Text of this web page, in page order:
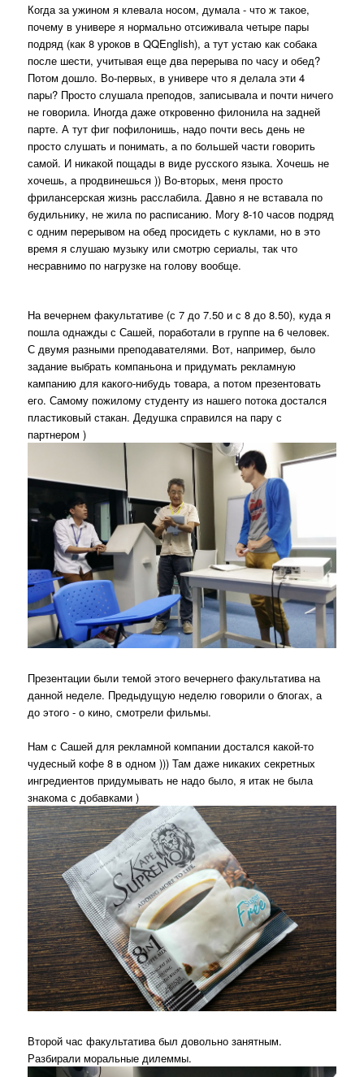
Когда за ужином я клевала носом, думала - что ж такое,
почему в универе я нормально отсиживала четыре пары
подряд (как 8 уроков в QQEnglish), а тут устаю как собака
после шести, учитывая еще два перерыва по часу и обед?
Потом дошло. Во-первых, в универе что я делала эти 4
пары? Просто слушала преподов, записывала и почти ничего
не говорила. Иногда даже откровенно филонила на задней
парте. А тут фиг пофилонишь, надо почти весь день не
просто слушать и понимать, а по большей части говорить
самой. И никакой пощады в виде русского языка. Хочешь не
хочешь, а продвинешься )) Во-вторых, меня просто
фрилансерская жизнь расслабила. Давно я не вставала по
будильнику, не жила по расписанию. Могу 8-10 часов подряд
с одним перерывом на обед просидеть с куклами, но в это
время я слушаю музыку или смотрю сериалы, так что
несравнимо по нагрузке на голову вообще.
На вечернем факультативе (с 7 до 7.50 и с 8 до 8.50), куда я
пошла однажды с Сашей, поработали в группе на 6 человек.
С двумя разными преподавателями. Вот, например, было
задание выбрать компаньона и придумать рекламную
кампанию для какого-нибудь товара, а потом презентовать
его. Самому пожилому студенту из нашего потока достался
пластиковый стакан. Дедушка справился на пару с
партнером )
Презентации были темой этого вечернего факультатива на
данной неделе. Предыдущую неделю говорили о блогах, а
до этого - о кино, смотрели фильмы.
Нам с Сашей для рекламной компании достался какой-то
чудесный кофе 8 в одном ))) Там даже никаких секретных
ингредиентов придумывать не надо было, я итак не была
знакома с добавками )
Второй час факультатива был довольно занятным.
Разбирали моральные дилеммы.